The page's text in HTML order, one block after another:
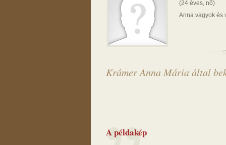
(24 éves, nő)
Anna vagyok és
Krámer Anna Mária által
A példakép